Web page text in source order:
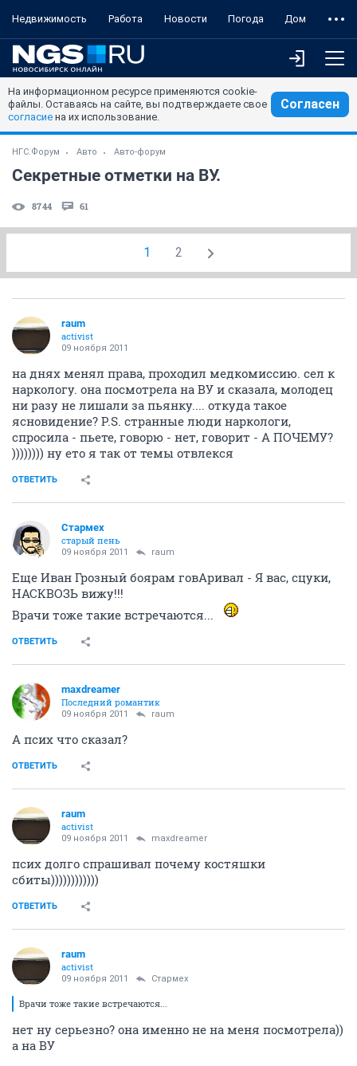
Недвижимость Работа Новости Погода Дом
На информационном ресурсе применяются cookie-
файлы. Оставаясь на сайте, вы подтверждаете свое
согласие на их использование.
Согласен
НГС.Форум Авто Авто-форум
Секретные отметки на ВУ.
8744 61
1 2
raum
activist
09 ноября 2011
на днях менял права, проходил медкомиссию. сел к
наркологу. она посмотрела на ВУ и сказала, молодец
ни разу не лишали за пьянку.... откуда такое
ясновидение? P.S. странные люди наркологи,
спросила - пьете, говорю - нет, говорит - А ПОЧЕМУ?
)))))))) ну ето я так от темы отвлекся
ОТВЕТИТЬ
Стармех
старый пень
09 ноября 2011 raum
Еще Иван Грозный боярам говАривал - Я вас, сцуки,
НАСКВОЗЬ вижу!!!
Врачи тоже такие встречаются...
ОТВЕТИТЬ
maxdreamer
Последний романтик
09 ноября 2011 raum
А псих что сказал?
ОТВЕТИТЬ
raum
activist
09 ноября 2011 maxdreamer
псих долго спрашивал почему костяшки
сбиты))))))))))))
ОТВЕТИТЬ
raum
activist
09 ноября 2011 Стармех
Врачи тоже такие встречаются...
нет ну серьезно? она именно не на меня посмотрела))
а на ВУ